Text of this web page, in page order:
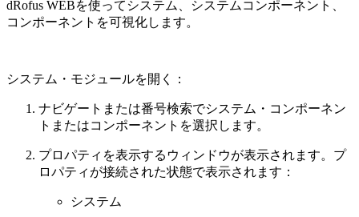
dRofus WEBを使ってシステム、システムコンポーネント、
コンポーネントを可視化します。
システム・モジュールを開く：
ナビゲートまたは番号検索でシステム・コンポーネン
トまたはコンポーネントを選択します。
プロパティを表示するウィンドウが表示されます。プ
ロパティが接続された状態で表示されます：
システム